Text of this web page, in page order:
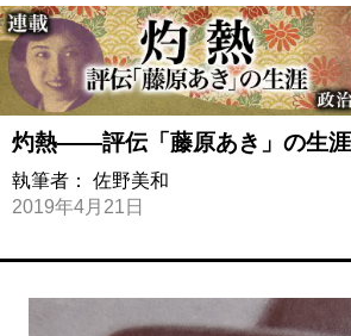
灼熱――評伝「藤原あき」の生涯
執筆者： 佐野美和
2019年4月21日